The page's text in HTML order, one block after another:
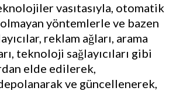
vasıtasıyla, otomatik
yöntemlerle ve bazen
reklam ağları, arama
teknoloji sağlayıcıları gibi
elde edilerek,
ve güncellenerek,